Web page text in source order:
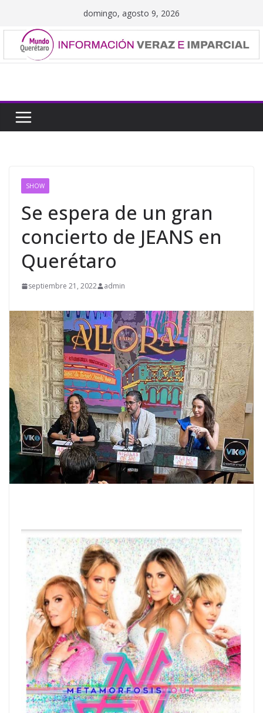
contenido
domingo, agosto 9, 2026
SHOW
Se espera de un gran
concierto de JEANS en
Querétaro
septiembre 21, 2022 admin